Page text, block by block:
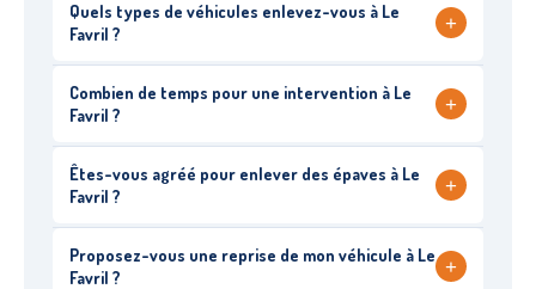
Quels types de véhicules enlevez-vous à Le
Favril ?
+
Combien de temps pour une intervention à Le
Favril ?
+
Êtes-vous agréé pour enlever des épaves à Le
Favril ?
+
Proposez-vous une reprise de mon véhicule à Le
Favril ?
+